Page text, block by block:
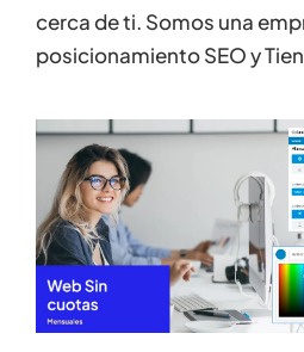
cerca de ti. Somos una
posicionamiento SEO y